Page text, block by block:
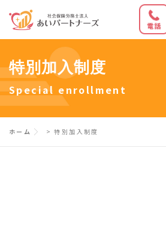
テ
ン
ツ
へ
ス
初めての方へ
お客様の声 Q＆A
特別加入制度
Special enrollment
ホーム >特別加入制度